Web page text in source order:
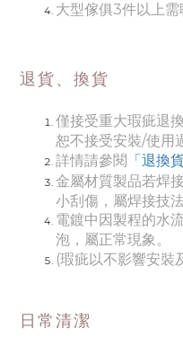
大型傢俱3件以上需
退貨、換貨
僅接受重大瑕疵退
恕不接受安裝/使用
詳情請參閱 「退換
金屬材質製品若焊
小刮傷 ，屬焊接技
電鍍中因製程的水
泡，屬正常現象。
(瑕疵以不影響安裝
日常清潔